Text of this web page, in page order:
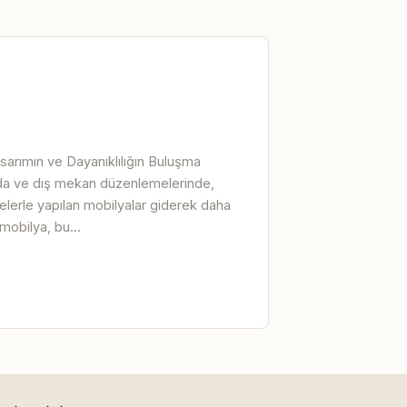
ve Dayanıklılığın Buluşma
ve dış mekan düzenlemelerinde,
yapılan mobilyalar giderek daha
bu...